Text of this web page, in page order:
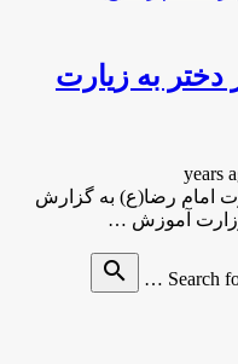
دختر به زیارت
زیارت امام رضا(ع) به گزارش
آموزش …
Search
search